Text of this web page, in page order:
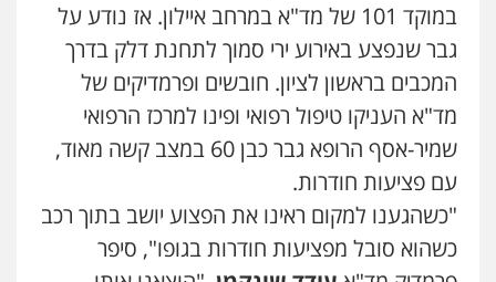
במוקד 101 של מד"א במרחב איילון. אז נודע על
גבר שנפצע באירוע ירי סמוך לתחנת דלק בדרך
המכבים בראשון לציון. חובשים ופרמדיקים של
מד"א העניקו טיפול רפואי ופינו למרכז הרפואי
שמיר-אסף הרופא גבר כבן 60 במצב קשה מאוד,
עם פציעות חודרות.
"כשהגענו למקום ראינו את הפצוע יושב בתוך רכב
כשהוא סובל מפציעות חודרות בגופו", סיפר